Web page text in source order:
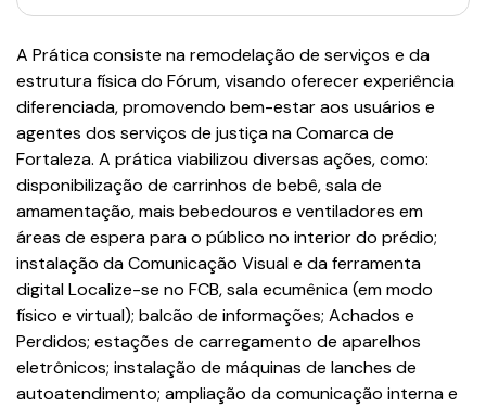
A Prática consiste na remodelação de serviços e da
estrutura física do Fórum, visando oferecer experiência
diferenciada, promovendo bem-estar aos usuários e
agentes dos serviços de justiça na Comarca de
Fortaleza. A prática viabilizou diversas ações, como:
disponibilização de carrinhos de bebê, sala de
amamentação, mais bebedouros e ventiladores em
áreas de espera para o público no interior do prédio;
instalação da Comunicação Visual e da ferramenta
digital Localize-se no FCB, sala ecumênica (em modo
físico e virtual); balcão de informações; Achados e
Perdidos; estações de carregamento de aparelhos
eletrônicos; instalação de máquinas de lanches de
autoatendimento; ampliação da comunicação interna e